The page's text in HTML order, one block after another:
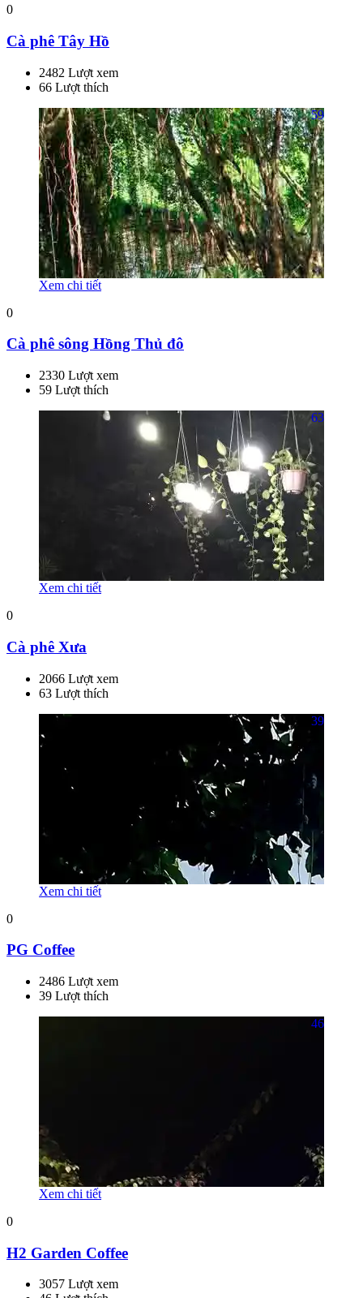
0
Cà phê Tây Hồ
2482 Lượt xem
66 Lượt thích
59
Xem chi tiết
0
Cà phê sông Hồng Thủ đô
2330 Lượt xem
59 Lượt thích
63
Xem chi tiết
0
Cà phê Xưa
2066 Lượt xem
63 Lượt thích
39
Xem chi tiết
0
PG Coffee
2486 Lượt xem
39 Lượt thích
46
Xem chi tiết
0
H2 Garden Coffee
3057 Lượt xem